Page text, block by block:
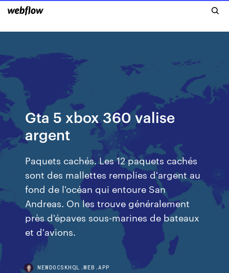
Gta 5 xbox 360 valise
argent
Paquets cachés. Les 12 paquets cachés
sont des mallettes remplies d'argent au
fond de l'océan qui entoure San
Andreas. On les trouve généralement
près d'épaves sous-marines de bateaux
et d'avions.
NEWDOCSKHQL.WEB.APP